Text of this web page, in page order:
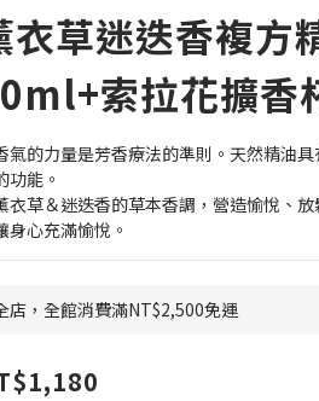
衣草迷迭香複方
索拉花擴香
的力量是芳香療法的準則。天然精油
功能。
草＆迷迭香的草本香調，營造愉悅、
身心充滿愉悅。
店，全館消費滿NT$2,500免運